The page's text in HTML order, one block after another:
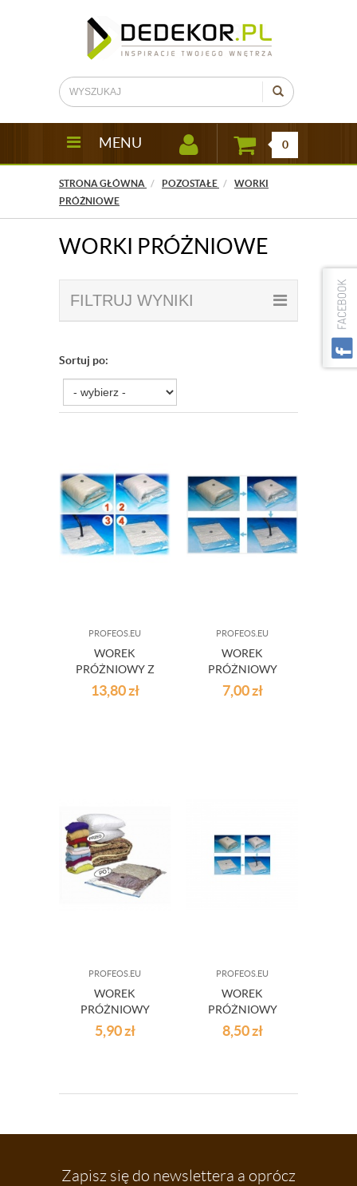
MENU 0
STRONA GŁÓWNA POZOSTAŁE
WORKI
PRÓŻNIOWE
WORKI PRÓŻNIOWE
FILTRUJ WYNIKI
Sortuj po:
PROFEOS.EU
WOREK
PRÓŻNIOWY Z
WIESZAKIEM
70X145 CM
13,80zł
PROFEOS.EU
WOREK
PRÓŻNIOWY
60X90 CM
7,00zł
PROFEOS.EU
WOREK
PRÓŻNIOWY
50X60 CM
5,90zł
PROFEOS.EU
WOREK
PRÓŻNIOWY
110X80CM
8,50zł
Zapisz się do newslettera a oprócz